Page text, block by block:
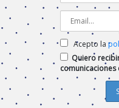
Acepto la
Quiero
comunicaciones